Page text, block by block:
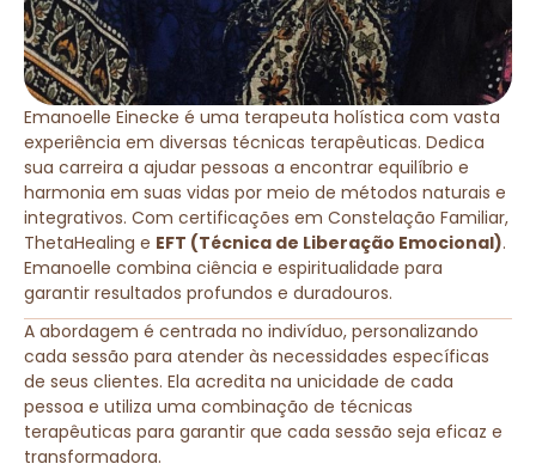
Emanoelle Einecke é uma terapeuta holística com vasta
experiência em diversas técnicas terapêuticas. Dedica
sua carreira a ajudar pessoas a encontrar equilíbrio e
harmonia em suas vidas por meio de métodos naturais e
integrativos. Com certificações em Constelação Familiar,
ThetaHealing e EFT (Técnica de Liberação Emocional).
Emanoelle combina ciência e espiritualidade para
garantir resultados profundos e duradouros.
A abordagem é centrada no indivíduo, personalizando
cada sessão para atender às necessidades específicas
de seus clientes. Ela acredita na unicidade de cada
pessoa e utiliza uma combinação de técnicas
terapêuticas para garantir que cada sessão seja eficaz e
transformadora.